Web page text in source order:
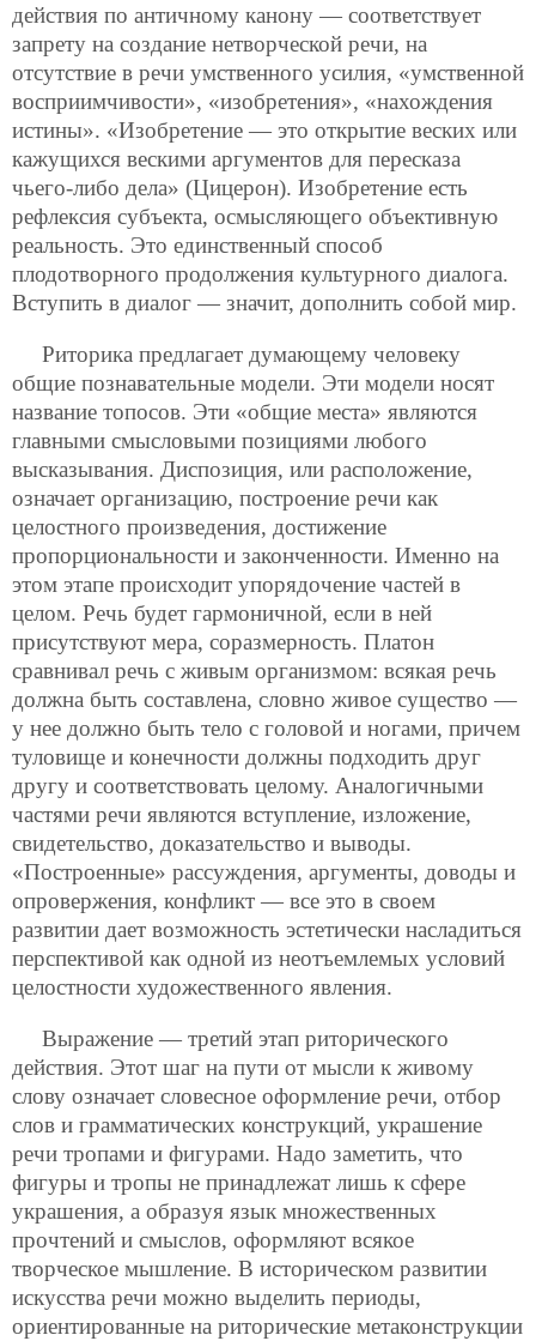
действия по античному канону — соответствует
запрету на создание нетворческой речи, на
отсутствие в речи умственного усилия, «умственной
восприимчивости», «изобретения», «нахождения
истины». «Изобретение — это открытие веских или
кажущихся вескими аргументов для пересказа
чьего-либо дела» (Цицерон). Изобретение есть
рефлексия субъекта, осмысляющего объективную
реальность. Это единственный способ
плодотворного продолжения культурного диалога.
Вступить в диалог — значит, дополнить собой мир.
Риторика предлагает думающему человеку
общие познавательные модели. Эти модели носят
название топосов. Эти «общие места» являются
главными смысловыми позициями любого
высказывания. Диспозиция, или расположение,
означает организацию, построение речи как
целостного произведения, достижение
пропорциональности и законченности. Именно на
этом этапе происходит упорядочение частей в
целом. Речь будет гармоничной, если в ней
присутствуют мера, соразмерность. Платон
сравнивал речь с живым организмом: всякая речь
должна быть составлена, словно живое существо —
у нее должно быть тело с головой и ногами, причем
туловище и конечности должны подходить друг
другу и соответствовать целому. Аналогичными
частями речи являются вступление, изложение,
свидетельство, доказательство и выводы.
«Построенные» рассуждения, аргументы, доводы и
опровержения, конфликт — все это в своем
развитии дает возможность эстетически насладиться
перспективой как одной из неотъемлемых условий
целостности художественного явления.
Выражение — третий этап риторического
действия. Этот шаг на пути от мысли к живому
слову означает словесное оформление речи, отбор
слов и грамматических конструкций, украшение
речи тропами и фигурами. Надо заметить, что
фигуры и тропы не принадлежат лишь к сфере
украшения, а образуя язык множественных
прочтений и смыслов, оформляют всякое
творческое мышление. В историческом развитии
искусства речи можно выделить периоды,
ориентированные на риторические метаконструкции